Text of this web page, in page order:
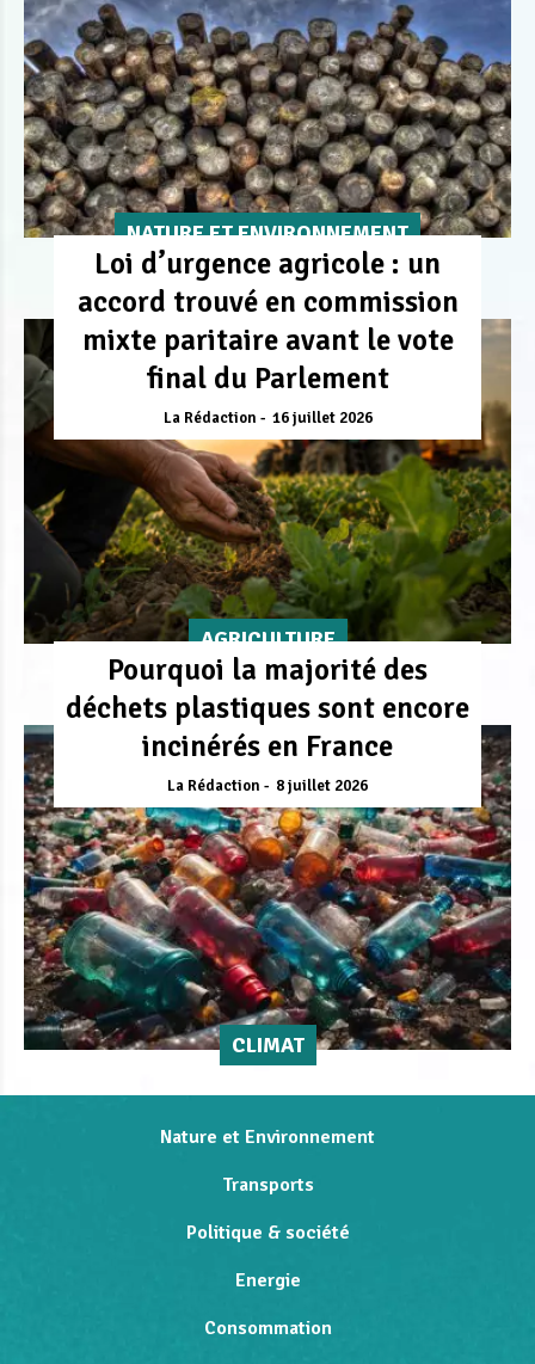
NATURE ET ENVIRONNEMENT
Loi d’urgence agricole : un
accord trouvé en commission
mixte paritaire avant le vote
final du Parlement
La Rédaction 16 juillet 2026
AGRICULTURE
Pourquoi la majorité des
déchets plastiques sont encore
incinérés en France
La Rédaction 8 juillet 2026
CLIMAT
Nature et Environnement
Transports
Politique & société
Energie
Consommation